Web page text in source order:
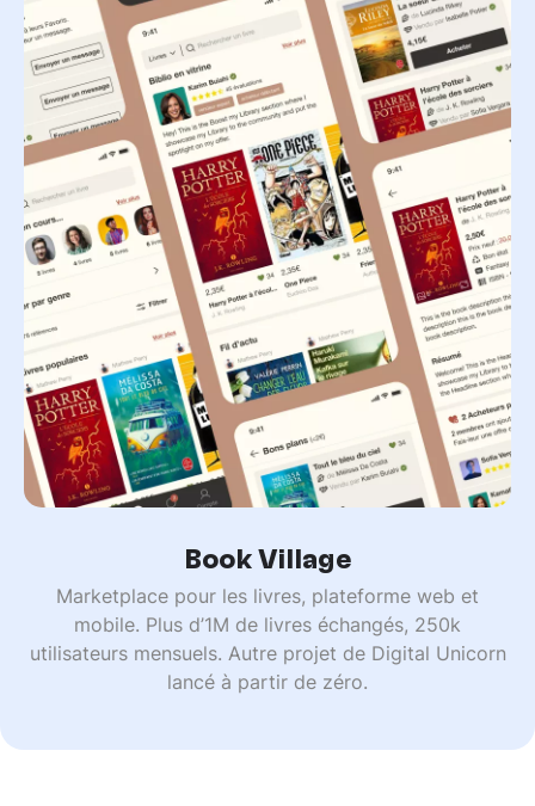
Book Village
Marketplace pour les livres, plateforme web et
mobile. Plus d’1M de livres échangés, 250k
utilisateurs mensuels. Autre projet de Digital Unicorn
lancé à partir de zéro.